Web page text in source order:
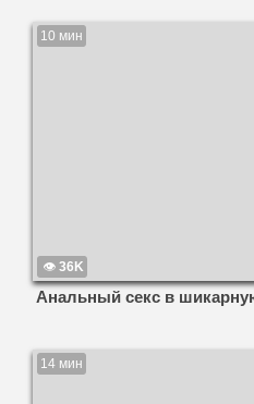
10 мин
36K
Анальный секс в
14 мин